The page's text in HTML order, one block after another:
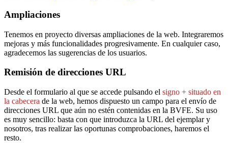
Ampliaciones
Tenemos en proyecto diversas ampliaciones de la web. Integraremos
mejoras y más funcionalidades progresivamente. En cualquier caso,
agradecemos las sugerencias de los usuarios.
Remisión de direcciones URL
Desde el formulario al que se accede pulsando el signo + situado en
la cabecera de la web, hemos dispuesto un campo para el envío de
direcciones URL que aún no estén contenidas en la BVFE. Su uso
es muy sencillo: basta con que introduzca la URL del ejemplar y
nosotros, tras realizar las oportunas comprobaciones, haremos el
resto.